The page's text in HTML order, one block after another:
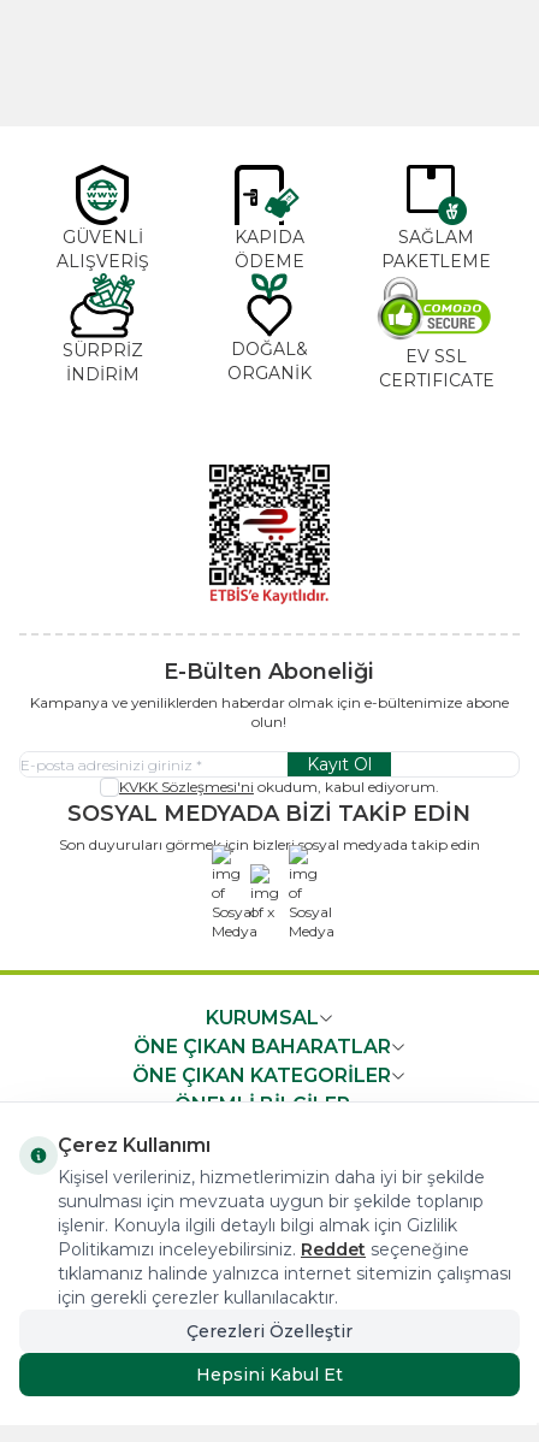
GÜVENLİ
ALIŞVERİŞ
KAPIDA
ÖDEME
SAĞLAM
PAKETLEME
SÜRPRİZ
İNDİRİM
DOĞAL&
ORGANİK
EV SSL
CERTIFICATE
E-Bülten Aboneliği
Kampanya ve yeniliklerden haberdar olmak için e-bültenimize abone
olun!
Kayıt Ol
KVKK Sözleşmesi'ni okudum, kabul ediyorum.
SOSYAL MEDYADA BİZİ TAKİP EDİN
Son duyuruları görmek için bizleri sosyal medyada takip edin
x
KURUMSAL
ÖNE ÇIKAN BAHARATLAR
ÖNE ÇIKAN KATEGORİLER
ÖNEMLİ BİLGİLER
COPYRIGHT © 2023 arifoglu.com ALL RIGHTS RESERVED
Tasarım ve Reklam Danışmanlığı AJANSTEK
Çerez Kullanımı
Kişisel verileriniz, hizmetlerimizin daha iyi bir şekilde
sunulması için mevzuata uygun bir şekilde toplanıp
işlenir. Konuyla ilgili detaylı bilgi almak için Gizlilik
Politikamızı inceleyebilirsiniz. Reddet seçeneğine
tıklamanız halinde yalnızca internet sitemizin çalışması
için gerekli çerezler kullanılacaktır.
Çerezleri Özelleştir
Hepsini Kabul Et